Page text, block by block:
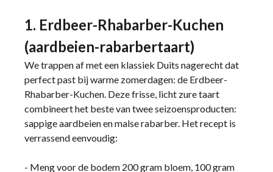
1. Erdbeer-Rhabarber-Kuchen
(aardbeien-rabarbertaart)
We trappen af met een klassiek Duits nagerecht dat
perfect past bij warme zomerdagen: de Erdbeer-
Rhabarber-Kuchen. Deze frisse, licht zure taart
combineert het beste van twee seizoensproducten:
sappige aardbeien en malse rabarber. Het recept is
verrassend eenvoudig:
- Meng voor de bodem 200 gram bloem, 100 gram